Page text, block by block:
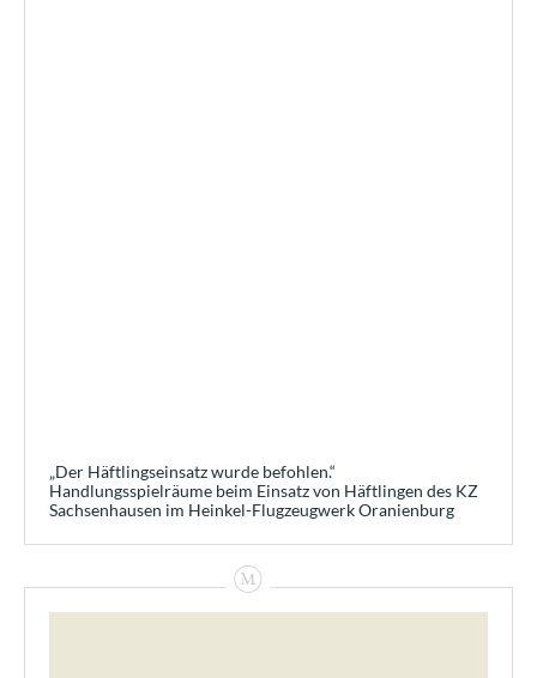
„Der Häftlingseinsatz wurde befohlen.“
Handlungsspielräume beim Einsatz von Häftlingen des KZ
Sachsenhausen im Heinkel-Flugzeugwerk Oranienburg